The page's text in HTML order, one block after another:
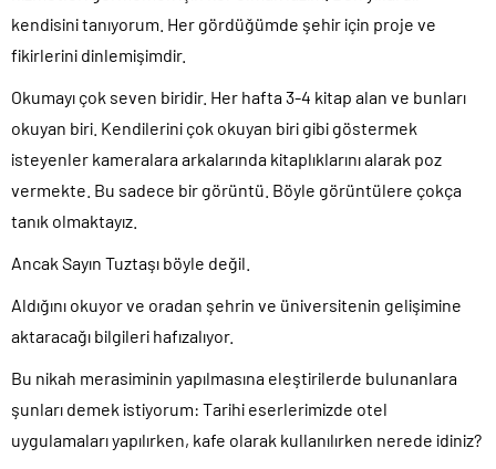
kendisini tanıyorum. Her gördüğümde şehir için proje ve
fikirlerini dinlemişimdir.
Okumayı çok seven biridir. Her hafta 3-4 kitap alan ve bunları
okuyan biri. Kendilerini çok okuyan biri gibi göstermek
isteyenler kameralara arkalarında kitaplıklarını alarak poz
vermekte. Bu sadece bir görüntü. Böyle görüntülere çokça
tanık olmaktayız.
Ancak Sayın Tuztaşı böyle değil.
Aldığını okuyor ve oradan şehrin ve üniversitenin gelişimine
aktaracağı bilgileri hafızalıyor.
Bu nikah merasiminin yapılmasına eleştirilerde bulunanlara
şunları demek istiyorum: Tarihi eserlerimizde otel
uygulamaları yapılırken, kafe olarak kullanılırken nerede idiniz?